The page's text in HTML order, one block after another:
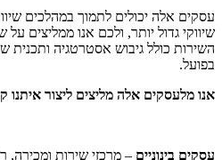
עסקים אלה יכולים לתמוך במהלכים
שיווקי גדול יותר, ולכם אנו ממליצים על
השירות כולל גיבוש אסטרטגיה ותכנית
בפועל.
אנו מלעסקים אלה מליצים ליצור איתנו
עסקים בינוניים – מרכזי שירות